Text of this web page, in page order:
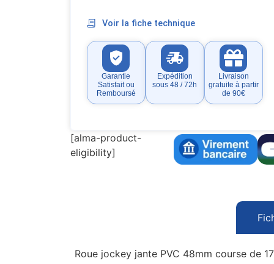
Voir la fiche technique
Garantie
Satisfait ou
Remboursé
Expédition
sous 48 / 72h
Livraison
gratuite à partir
de 90€
[alma-product-
eligibility]
Roue jockey jante PVC 48mm course de